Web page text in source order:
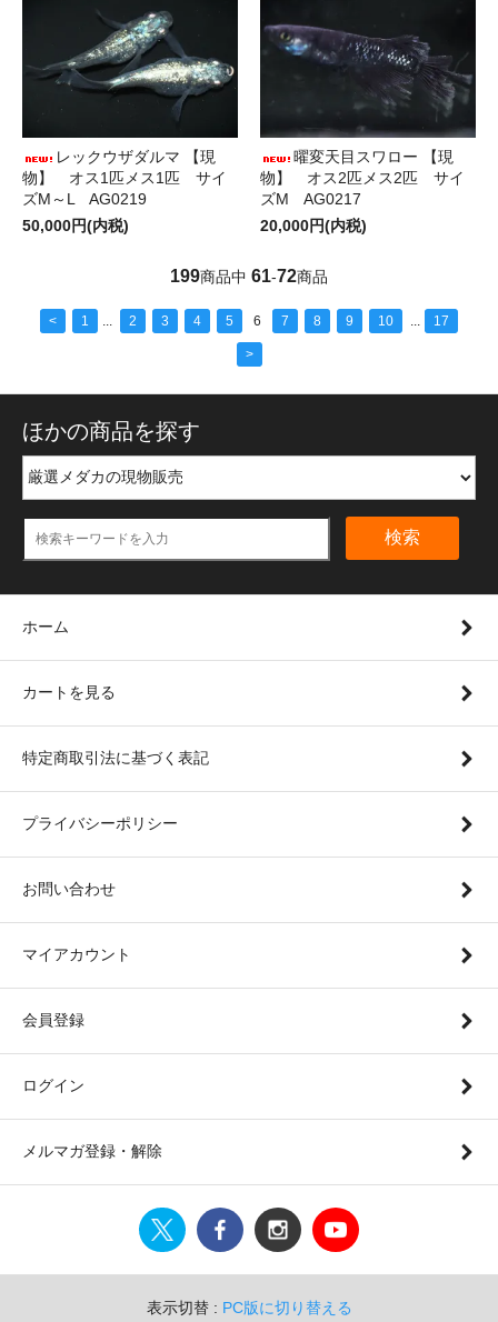
レックウザダルマ 【現
物】 オス1匹メス1匹 サイ
ズM～L AG0219
50,000円(内税)
曜変天目スワロー 【現
物】 オス2匹メス2匹 サイ
ズM AG0217
20,000円(内税)
199商品中 61-72商品
< 1 ... 2 3 4 5 6 7 8 9 10 ... 17
>
ほかの商品を探す
検索
ホーム
カートを見る
特定商取引法に基づく表記
プライバシーポリシー
お問い合わせ
マイアカウント
会員登録
ログイン
メルマガ登録・解除
表示切替 : PC版に切り替える